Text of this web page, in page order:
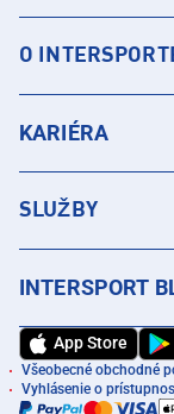
O
KARIÉRA
SLUŽBY
INTERSPORT
App Store
Všeobecné obchodné
Vyhlásenie o